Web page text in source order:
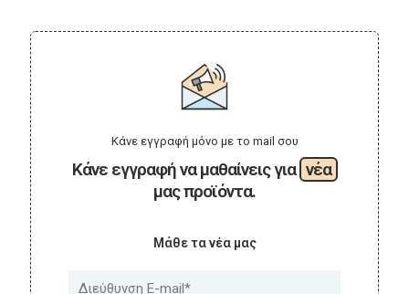
Κάνε εγγραφή να μαθαίνεις για νέα
μας προϊόντα.
Κάνε εγγραφή μόνο με το mail σου
Μάθε τα νέα μας